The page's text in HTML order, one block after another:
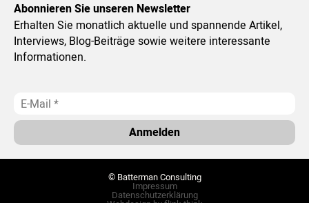
Abonnieren Sie unseren Newsletter
Erhalten Sie monatlich aktuelle und spannende Artikel,
Interviews, Blog-Beiträge sowie weitere interessante
Informationen.
© Batterman Consulting
Impressum
Datenschutzerklärung